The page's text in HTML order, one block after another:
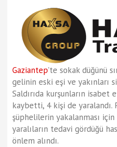
Gaziantep'te sokak düğünü
gelinin eski eşi ve yakınları
Saldırıda kurşunların isabet
kaybetti, 4 kişi de yaralandı.
şüphelilerin yakalanması için
yaralıların tedavi gördüğü
önlem alındı.